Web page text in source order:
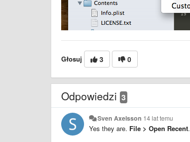
Głosuj 3 0
Odpowiedzi 3
Sven Axelsson 14 lat temu
Yes they are. File > Open Recent.